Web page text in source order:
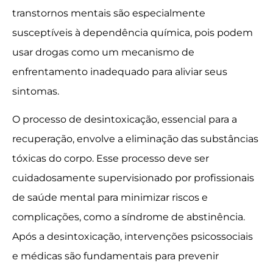
transtornos mentais são especialmente
susceptíveis à dependência química, pois podem
usar drogas como um mecanismo de
enfrentamento inadequado para aliviar seus
sintomas.
O processo de desintoxicação, essencial para a
recuperação, envolve a eliminação das substâncias
tóxicas do corpo. Esse processo deve ser
cuidadosamente supervisionado por profissionais
de saúde mental para minimizar riscos e
complicações, como a síndrome de abstinência.
Após a desintoxicação, intervenções psicossociais
e médicas são fundamentais para prevenir